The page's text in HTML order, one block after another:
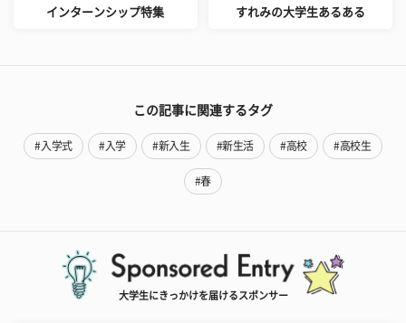
インターンシップ特集 すれみの大学生あるある
この記事に関連するタグ
#入学式 #入学 #新入生 #新生活 #高校 #高校生
#春
大学生にきっかけを届けるスポンサー